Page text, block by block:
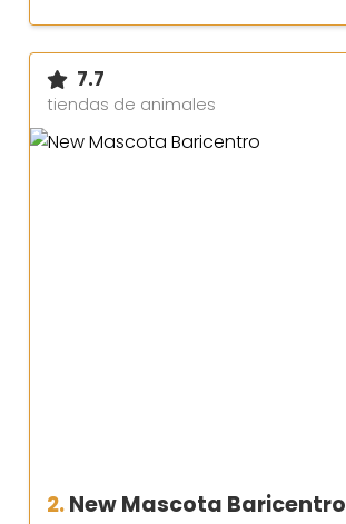
7.7
tiendas de animales
2.New Mascota Baricentro